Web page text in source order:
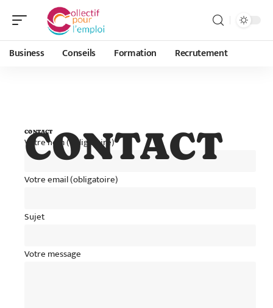
Business Conseils Formation Recrutement
CONTACT
CONTACT
Votre nom (obligatoire)
Votre email (obligatoire)
Sujet
Votre message